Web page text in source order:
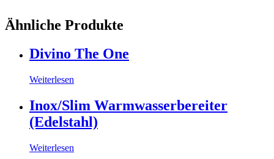
Ähnliche Produkte
Divino The One
Weiterlesen
Inox/Slim Warmwasserbereiter
(Edelstahl)
Weiterlesen